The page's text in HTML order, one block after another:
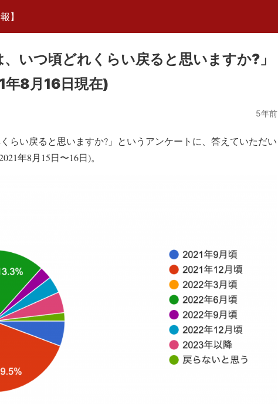
】
いつ頃どれくらい戻ると思いますか?」
8月16日現在)
5年前
らい戻ると思いますか?」というアンケートに、答えていただい
年8月15日〜16日)。